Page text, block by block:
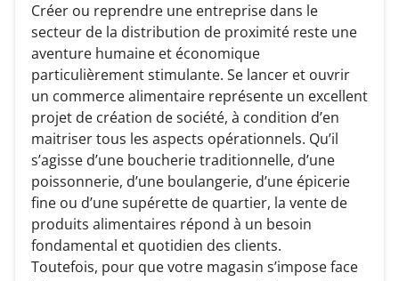
Créer ou reprendre une entreprise dans le
secteur de la distribution de proximité reste une
aventure humaine et économique
particulièrement stimulante. Se lancer et ouvrir
un commerce alimentaire représente un excellent
projet de création de société, à condition d’en
maitriser tous les aspects opérationnels. Qu’il
s’agisse d’une boucherie traditionnelle, d’une
poissonnerie, d’une boulangerie, d’une épicerie
fine ou d’une supérette de quartier, la vente de
produits alimentaires répond à un besoin
fondamental et quotidien des clients.
Toutefois, pour que votre magasin s’impose face